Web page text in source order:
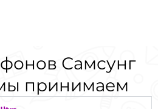
Самсунг
принимаем